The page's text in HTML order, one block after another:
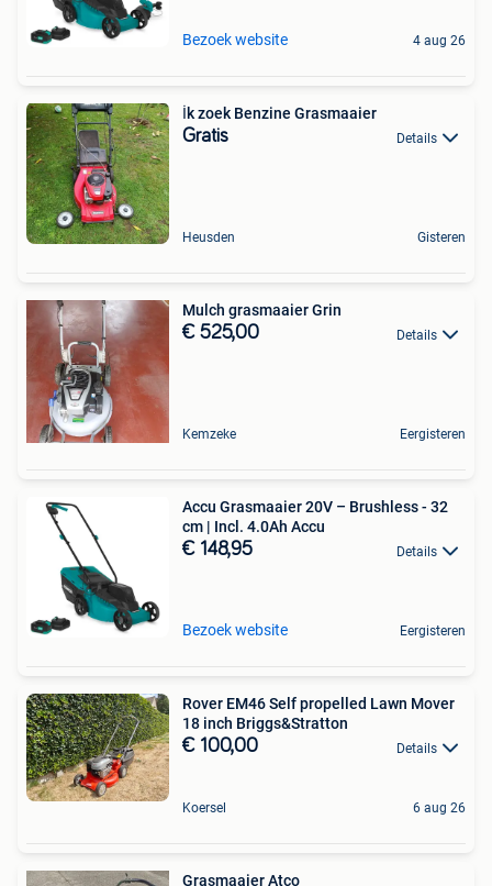
Bezoek website 4 aug 26
İk zoek Benzine Grasmaaier
Gratis Details
Heusden Gisteren
Mulch grasmaaier Grin
€ 525,00 Details
Kemzeke Eergisteren
Accu Grasmaaier 20V – Brushless - 32
cm | Incl. 4.0Ah Accu
€ 148,95 Details
Bezoek website Eergisteren
Rover EM46 Self propelled Lawn Mover
18 inch Briggs&Stratton
€ 100,00 Details
Koersel 6 aug 26
Grasmaaier Atco